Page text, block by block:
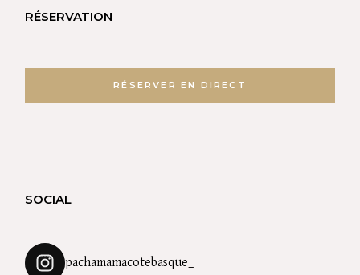
RÉSERVATION
RÉSERVER EN DIRECT
SOCIAL
pachamamacotebasque_